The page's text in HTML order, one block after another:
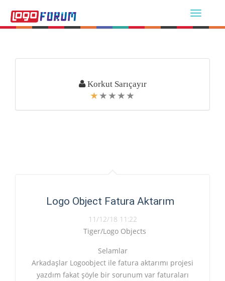
Korkut Sarıçayır
Logo Object Fatura Aktarım
11/12/18 11:22
Tiger/Logo Objects
Selamlar
Arkadaşlar Logoobject ile fatura aktarımı projesi
yazdım fakat şöyle bir sorunum var faturaları